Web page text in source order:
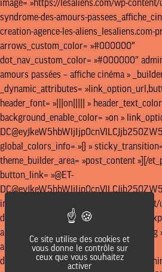
Ce site utilise des cookies et
vous donne le contrôle sur
ceux que vous souhaitez
activer